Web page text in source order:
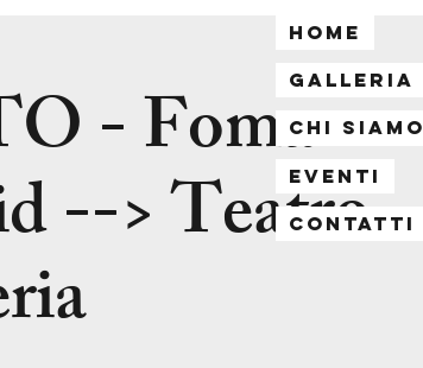
- Foma
--> Teatro
Home
Galleria
Chi siamo
Eventi
Contatti